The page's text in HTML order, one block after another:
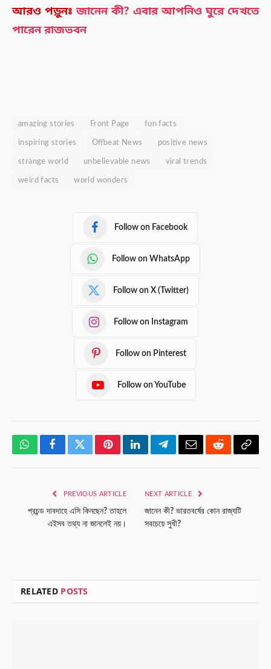
আরও পড়ুনঃজানেন কী? এবার আপনিও ঘুরে দেখতে
পারেন রাজভবন
amazing stories Front Page fun facts
inspiring stories Offbeat News positive news
strange world unbelievable news viral trends
weird facts world wonders
Follow on Facebook
Follow on WhatsApp
Follow on X (Twitter)
Follow on Instagram
Follow on Pinterest
Follow on YouTube
WhatsAppFacebookTwitterPinterestLinkedInTelegramEmailRedditCopy
PREVIOUS ARTICLE
প্রচন্ড দাবদাহে এসি কিনছেন? তাহলে
এইসব তথ্য না জানলেই নয়।
NEXT ARTICLE
জানেন কী? ভারতবর্ষের কোন রাজ্যটি
সবচেয়ে সুখী?
RELATED POSTS